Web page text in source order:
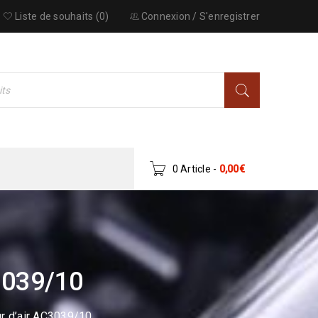
Connexion / S'enregistrer
Liste de souhaits (0)
0 Article - 0,00€
10